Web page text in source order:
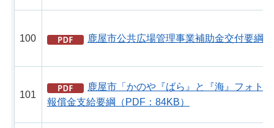
100 鹿屋市公共広場管理事業補助金交付要綱
101
鹿屋市「かのや『ばら』と『海』フォト
報償金支給要綱（PDF：84KB）